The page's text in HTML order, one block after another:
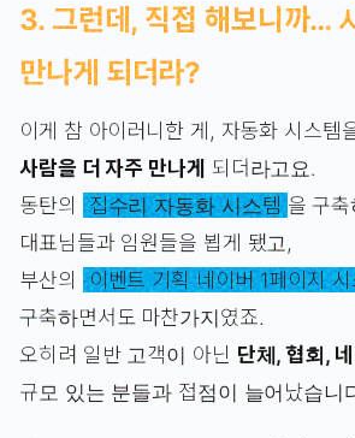
3. 그런데, 직접 해보니까…
만나게 되더라?
이게 참 아이러니한 게, 자동화 시스템
사람을 더 자주 만나게 되더라고요.
동탄의
집수리 자동화 시스템 을 구
대표님들과 임원들을 뵙게 됐고,
부산의
이벤트 기획 네이버 1페이지
구축하면서도 마찬가지였죠.
오히려 일반 고객이 아닌 단체, 협회,
규모 있는 분들과 접점이 늘어났습니